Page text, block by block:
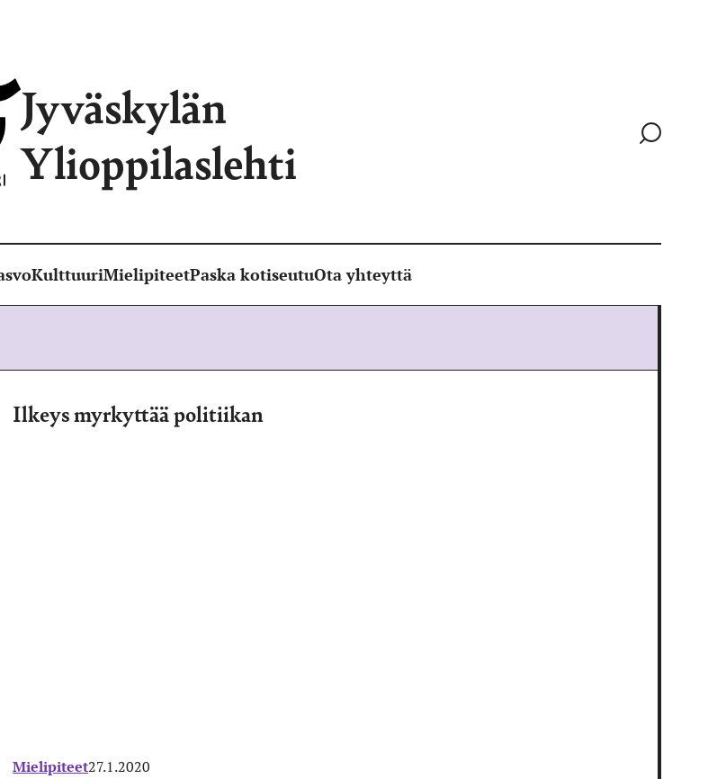
Jyväskylän
Ylioppilaslehti
Siirry
KulttuuriMielipiteetPaska kotiseutuOta yhteyttä
Ilkeys myrkyttää politiikan
Mielipiteet27.1.2020